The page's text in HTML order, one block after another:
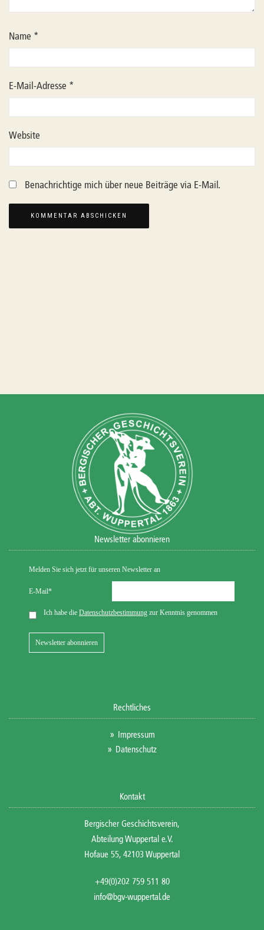
Name *
E-Mail-Adresse *
Website
Benachrichtige mich über neue Beiträge via E-Mail.
Newsletter abonnieren
Rechtliches
Impressum
Datenschutz
Kontakt
Bergischer Geschichtsverein,
Abteilung Wuppertal e.V.
Hofaue 55, 42103 Wuppertal
+49(0)202 759 511 80
info@bgv-wuppertal.de